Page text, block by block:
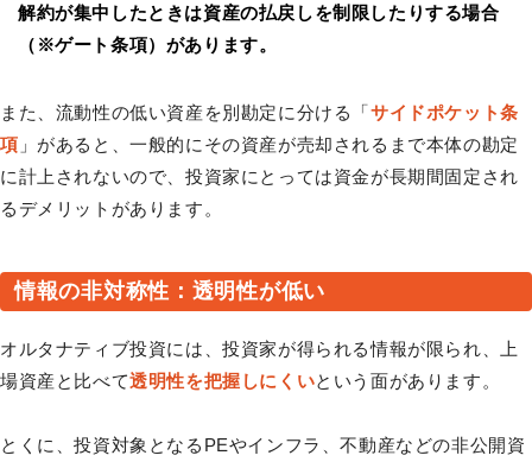
解約が集中したときは資産の払戻しを制限したりする場合
（※ゲート条項）があります。
また、流動性の低い資産を別勘定に分ける「サイドポケット条
項 」があると、一般的にその資産が売却されるまで本体の勘定
に計上されないので、投資家にとっては資金が長期間固定され
るデメリットがあります。
情報の非対称性：透明性が低い
オルタナティブ投資には、投資家が得られる情報が限られ、上
場資産と比べて透明性を把握しにくいという面があります。
とくに、投資対象となるPEやインフラ、不動産などの非公開資